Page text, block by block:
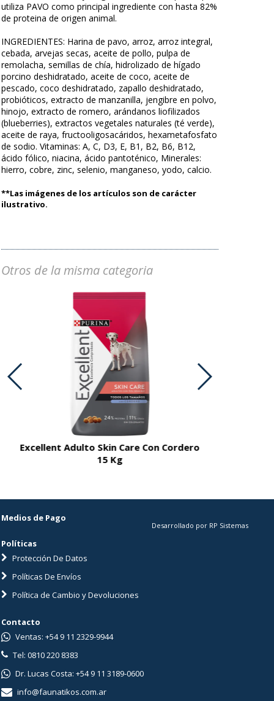
utiliza PAVO como principal ingrediente con hasta 82%
de proteina de origen animal.
INGREDIENTES: Harina de pavo, arroz, arroz integral,
cebada, arvejas secas, aceite de pollo, pulpa de
remolacha, semillas de chía, hidrolizado de hígado
porcino deshidratado, aceite de coco, aceite de
pescado, coco deshidratado, zapallo deshidratado,
probióticos, extracto de manzanilla, jengibre en polvo,
hinojo, extracto de romero, arándanos liofilizados
(blueberries), extractos vegetales naturales (té verde),
aceite de raya, fructooligosacáridos, hexametafosfato
de sodio. Vitaminas: A, C, D3, E, B1, B2, B6, B12,
ácido fólico, niacina, ácido pantoténico, Minerales:
hierro, cobre, zinc, selenio, manganeso, yodo, calcio.
**Las imágenes de los artículos son de carácter
ilustrativo.
Otros de la misma categoria
Excellent Adulto Skin Care Con Cordero
15 Kg
Medios de Pago
Políticas
Protección De Datos
Políticas De Envíos
Política de Cambio y Devoluciones
Desarrollado por RP Sistemas
Contacto
Ventas: +54 9 11 2329-9944
Tel: 0810 220 8383
Dr. Lucas Costa: +54 9 11 3189-0600
info@faunatikos.com.ar